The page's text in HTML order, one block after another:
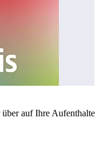
über auf Ihre Aufenthalte